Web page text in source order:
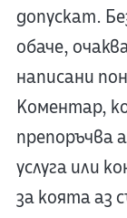
допускат.
обаче,
написани
Коментар,
препоръчва
услуга или
за коята аз